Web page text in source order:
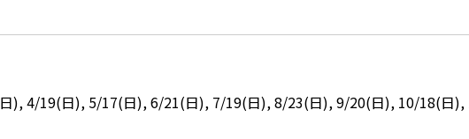
), 4/19(日), 5/17(日), 6/21(日), 7/19(日), 8/23(日), 9/20(日), 10/18(日